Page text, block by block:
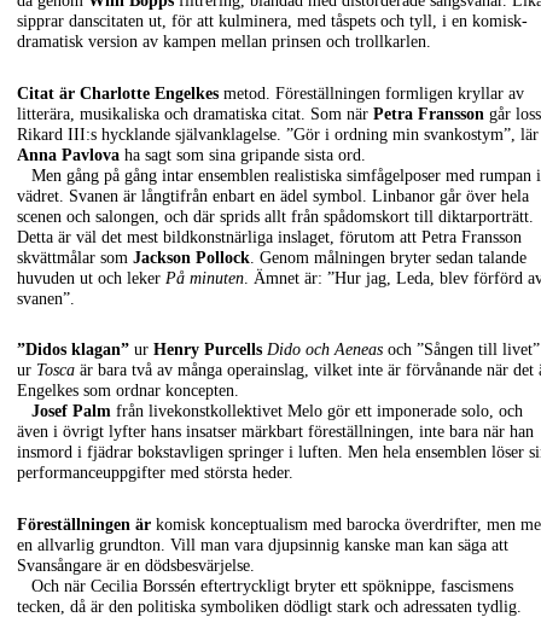
sipprar danscitaten ut, för att kulminera, med tåspets och tyll, i en komisk-
dramatisk version av kampen mellan prinsen och trollkarlen.
Citat är Charlotte Engelkes metod. Föreställningen formligen kryllar av
litterära, musikaliska och dramatiska citat. Som när Petra Fransson går
Rikard III:s hycklande självanklagelse. ”Gör i ordning min svankostym”, lär
Anna Pavlova ha sagt som sina gripande sista ord.
Men gång på gång intar ensemblen realistiska simfågelposer med rumpan i
vädret. Svanen är långtifrån enbart en ädel symbol. Linbanor går över hela
scenen och salongen, och där sprids allt från spådomskort till diktarporträtt.
Detta är väl det mest bildkonstnärliga inslaget, förutom att Petra Fransson
skvättmålar som Jackson Pollock . Genom målningen bryter sedan talande
huvuden ut och leker På minuten . Ämnet är: ”Hur jag, Leda, blev förförd
svanen”.
”Didos klagan” ur Henry Purcells Dido och Aeneas och ”Sången till livet”
ur Tosca är bara två av många operainslag, vilket inte är förvånande när det
Engelkes som ordnar koncepten.
Josef Palm från livekonstkollektivet Melo gör ett imponerade solo, och
även i övrigt lyfter hans insatser märkbart föreställningen, inte bara när han
insmord i fjädrar bokstavligen springer i luften. Men hela ensemblen löser
performanceuppgifter med största heder.
Föreställningen är komisk konceptualism med barocka överdrifter, men
en allvarlig grundton. Vill man vara djupsinnig kanske man kan säga att
Svansångare är en dödsbesvärjelse.
Och när Cecilia Borssén eftertryckligt bryter ett spöknippe, fascismens
tecken, då är den politiska symboliken dödligt stark och adressaten tydlig.